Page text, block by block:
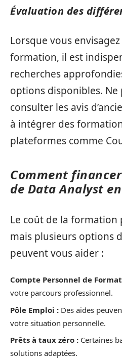
Évaluation des
Lorsque vous
formation, il est
recherches
options disponibles. Ne
consulter les avis
à intégrer des
plateformes comme
Comment
de Data Analyst
Le coût de la
mais plusieurs options
peuvent vous aider :
Compte Personnel de
votre parcours professionnel.
Pôle Emploi : Des aides
votre situation personnelle.
Prêts à taux zéro : Certaines
solutions adaptées.